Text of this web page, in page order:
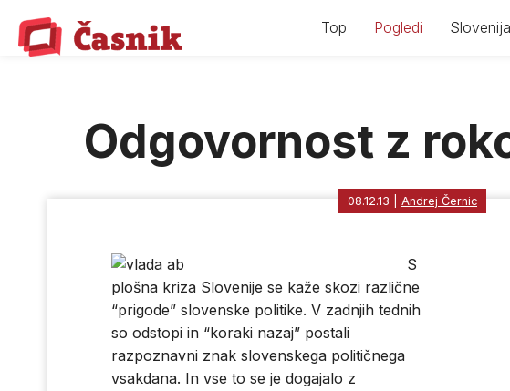
content
Top Pogledi Slovenija
Odgovornost z
08.12.13 Andrej Černic
S
plošna kriza Slovenije se kaže skozi različne
“prigode” slovenske politike. V zadnjih tednih
so odstopi in “koraki nazaj” postali
razpoznavni znak slovenskega političnega
vsakdana. In vse to se je dogajalo z